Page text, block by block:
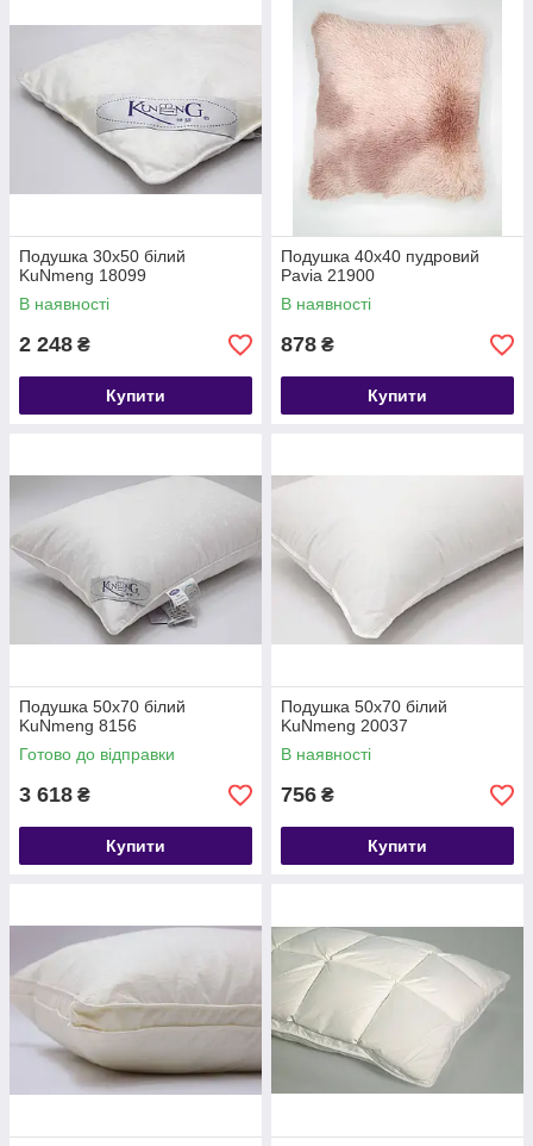
Подушка 30х50 білий
KuNmeng 18099
В наявності
2 248 ₴
Купити
Подушка 40х40 пудровий
Pavia 21900
В наявності
878 ₴
Купити
Подушка 50х70 білий
KuNmeng 8156
Готово до відправки
3 618 ₴
Купити
Подушка 50х70 білий
KuNmeng 20037
В наявності
756 ₴
Купити